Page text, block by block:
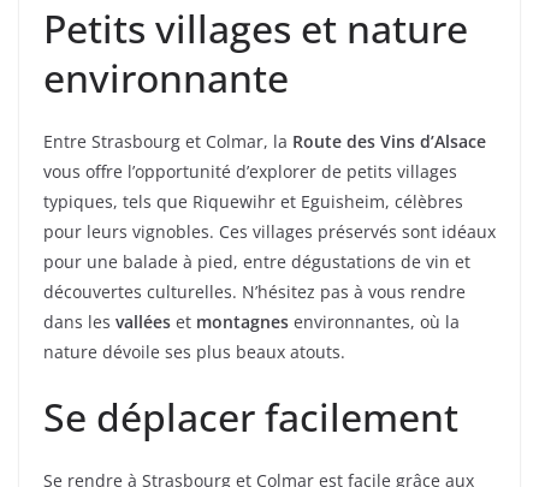
Petits villages et nature
environnante
Entre Strasbourg et Colmar, la Route des Vins d’Alsace
vous offre l’opportunité d’explorer de petits villages
typiques, tels que Riquewihr et Eguisheim, célèbres
pour leurs vignobles. Ces villages préservés sont idéaux
pour une balade à pied, entre dégustations de vin et
découvertes culturelles. N’hésitez pas à vous rendre
dans les vallées et montagnes environnantes, où la
nature dévoile ses plus beaux atouts.
Se déplacer facilement
Se rendre à Strasbourg et Colmar est facile grâce aux